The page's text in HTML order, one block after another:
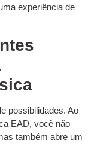
experiência de
possibilidades. Ao
EAD, você não
também abre um